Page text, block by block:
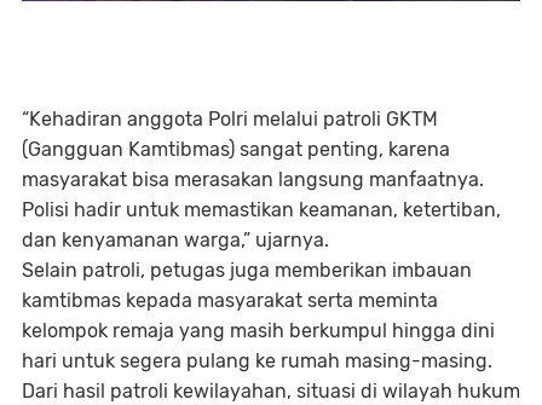
“Kehadiran anggota Polri melalui patroli GKTM
(Gangguan Kamtibmas) sangat penting, karena
masyarakat bisa merasakan langsung manfaatnya.
Polisi hadir untuk memastikan keamanan, ketertiban,
dan kenyamanan warga,” ujarnya.
Selain patroli, petugas juga memberikan imbauan
kamtibmas kepada masyarakat serta meminta
kelompok remaja yang masih berkumpul hingga dini
hari untuk segera pulang ke rumah masing-masing.
Dari hasil patroli kewilayahan, situasi di wilayah hukum